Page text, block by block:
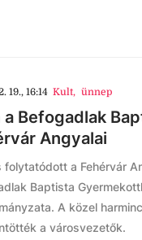
19., 16:14 Kult, ünnep
a Befogadlak
Angyalai
folytatódott a Fehérvár
Baptista
A közel
a városvezetők.